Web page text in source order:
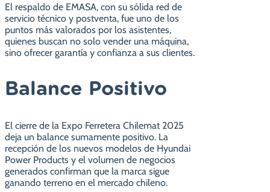
El respaldo de EMASA, con su sólida red de
servicio técnico y postventa, fue uno de los
puntos más valorados por los asistentes,
quienes buscan no solo vender una máquina,
sino ofrecer garantía y confianza a sus clientes.
Balance Positivo
El cierre de la Expo Ferretera Chilemat 2025
deja un balance sumamente positivo. La
recepción de los nuevos modelos de Hyundai
Power Products y el volumen de negocios
generados confirman que la marca sigue
ganando terreno en el mercado chileno.